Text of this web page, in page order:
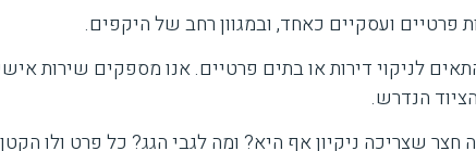
פרטיים ועסקיים כאחד, ובמגוון רחב של היקפים.
לניקוי דירות או בתים פרטיים. אנו מספקים שירות
הנדרש.
שצריכה ניקיון אף היא? ומה לגבי הגג? כל פרט ולו